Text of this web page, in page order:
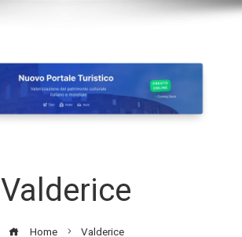
Valderice
Home Valderice